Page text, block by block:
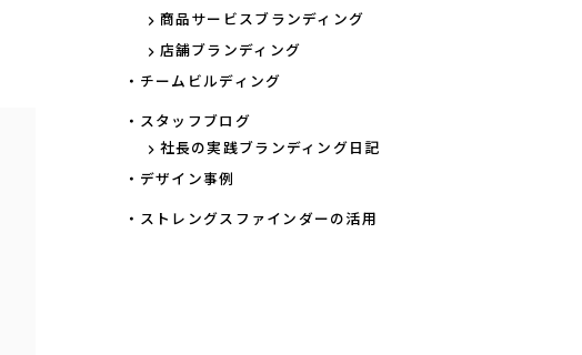
商品サービスブランディング
店舗ブランディング
・チームビルディング
・スタッフブログ
社長の実践ブランディング日記
・デザイン事例
・ストレングスファインダーの活用